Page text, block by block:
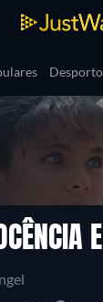
Desporto